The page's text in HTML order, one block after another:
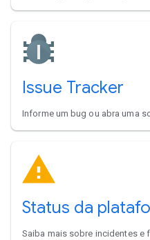
Issue Tracker
Informe um bug ou abra uma
Status da
Saiba mais sobre incidentes e